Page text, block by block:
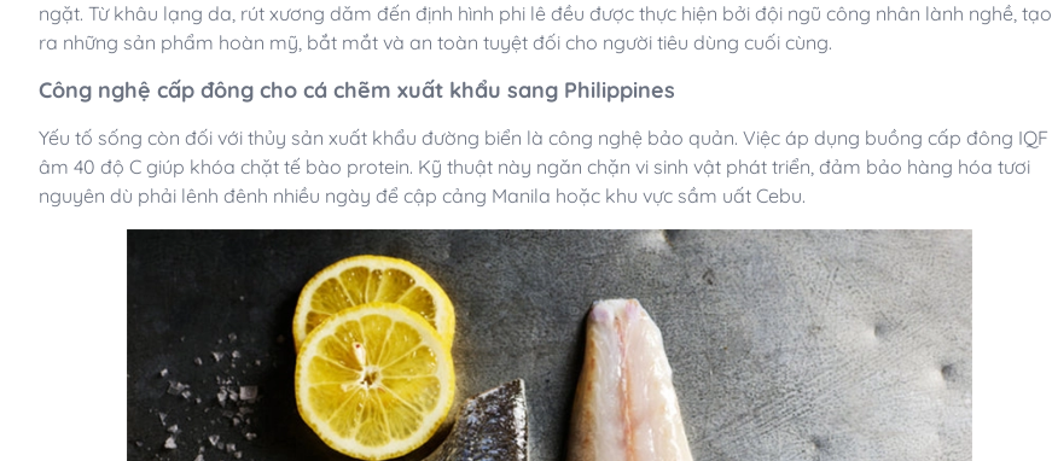
ngặt. Từ khâu lạng da, rút xương dăm đến định hình phi lê đều được thực hiện bởi đội ngũ công nhân lành nghề, tạo
ra những sản phẩm hoàn mỹ, bắt mắt và an toàn tuyệt đối cho người tiêu dùng cuối cùng.
Công nghệ cấp đông cho cá chẽm xuất khẩu sang Philippines
Yếu tố sống còn đối với thủy sản xuất khẩu đường biển là công nghệ bảo quản. Việc áp dụng buồng cấp đông IQF
âm 40 độ C giúp khóa chặt tế bào protein. Kỹ thuật này ngăn chặn vi sinh vật phát triển, đảm bảo hàng hóa tươi
nguyên dù phải lênh đênh nhiều ngày để cập cảng Manila hoặc khu vực sầm uất Cebu.